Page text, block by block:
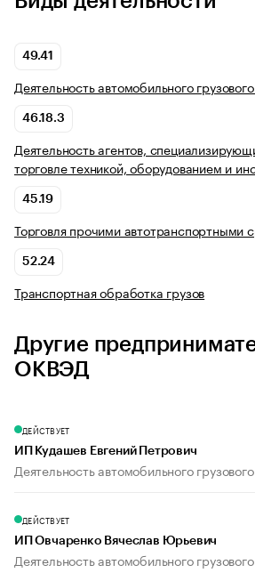
49.41
Деятельность автомобильного
46.18.3
Деятельность агентов,
торговле техникой, оборудованием и
45.19
Торговля прочими автотранспортными
52.24
Транспортная обработка грузов
Другие
ОКВЭД
ДЕЙСТВУЕТ
ИП Кудашев Евгений Петрович
Деятельность автомобильного
ДЕЙСТВУЕТ
ИП Овчаренко Вячеслав Юрьевич
Деятельность автомобильного